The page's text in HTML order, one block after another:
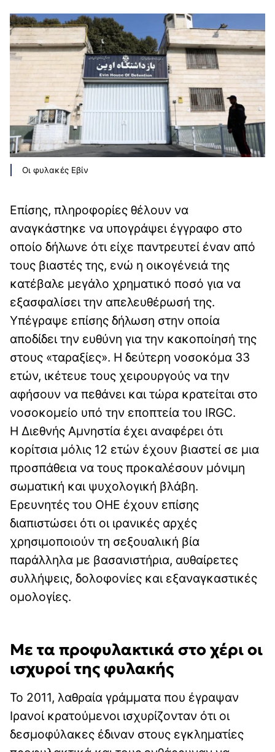
Οι φυλακές Εβίν
Επίσης, πληροφορίες θέλουν να
αναγκάστηκε να υπογράψει έγγραφο στο
οποίο δήλωνε ότι είχε παντρευτεί έναν από
τους βιαστές της, ενώ η οικογένειά της
κατέβαλε μεγάλο χρηματικό ποσό για να
εξασφαλίσει την απελευθέρωσή της.
Υπέγραψε επίσης δήλωση στην οποία
αποδίδει την ευθύνη για την κακοποίησή της
στους «ταραξίες». Η δεύτερη νοσοκόμα 33
ετών, ικέτευε τους χειρουργούς να την
αφήσουν να πεθάνει και τώρα κρατείται στο
νοσοκομείο υπό την εποπτεία του IRGC.
Η Διεθνής Αμνηστία έχει αναφέρει ότι
κορίτσια μόλις 12 ετών έχουν βιαστεί σε μια
προσπάθεια να τους προκαλέσουν μόνιμη
σωματική και ψυχολογική βλάβη.
Ερευνητές του ΟΗΕ έχουν επίσης
διαπιστώσει ότι οι ιρανικές αρχές
χρησιμοποιούν τη σεξουαλική βία
παράλληλα με βασανιστήρια, αυθαίρετες
συλλήψεις, δολοφονίες και εξαναγκαστικές
ομολογίες.
Με τα προφυλακτικά στο χέρι οι
ισχυροί της φυλακής
Το 2011, λαθραία γράμματα που έγραψαν
Ιρανοί κρατούμενοι ισχυρίζονταν ότι οι
δεσμοφύλακες έδιναν στους εγκληματίες